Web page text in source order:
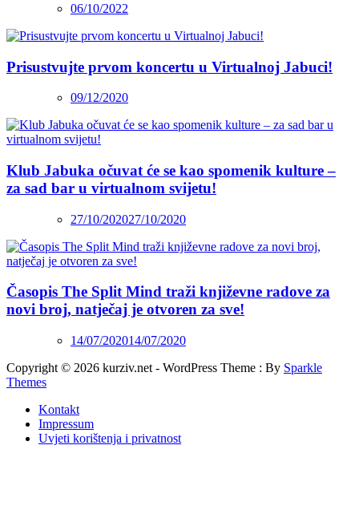
06/10/2022
Prisustvujte prvom koncertu u Virtualnoj Jabuci!
09/12/2020
Klub Jabuka očuvat će se kao spomenik kulture –
za sad bar u virtualnom svijetu!
27/10/202027/10/2020
Časopis The Split Mind traži književne radove za
novi broj, natječaj je otvoren za sve!
14/07/202014/07/2020
Copyright © 2026 kurziv.net - WordPress Theme : By Sparkle
Themes
Kontakt
Impressum
Uvjeti korištenja i privatnost